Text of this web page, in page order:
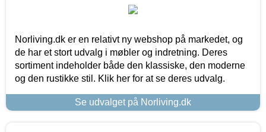
Norliving.dk er en relativt ny webshop på markedet, og
de har et stort udvalg i møbler og indretning. Deres
sortiment indeholder både den klassiske, den moderne
og den rustikke stil. Klik her for at se deres udvalg.
Se udvalget på Norliving.dk